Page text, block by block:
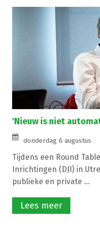
'Nieuw is niet
donderdag 6 augustus
Tijdens een Round
Inrichtingen (DJI) in
publieke en private ...
Lees meer